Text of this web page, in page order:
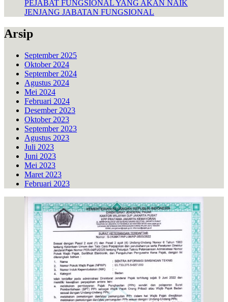
PEJABAT FUNGSIONAL YANG AKAN NAIK
JENJANG JABATAN FUNGSIONAL
Arsip
September 2025
Oktober 2024
September 2024
Agustus 2024
Mei 2024
Februari 2024
Desember 2023
Oktober 2023
September 2023
Agustus 2023
Juli 2023
Juni 2023
Mei 2023
Maret 2023
Februari 2023